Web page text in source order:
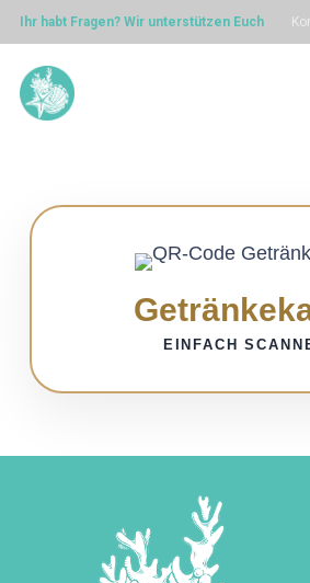
Ihr habt Fragen? Wir unterstützen Euch
EINFACH